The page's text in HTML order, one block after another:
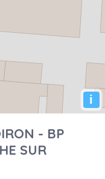
i
- BP
SUR